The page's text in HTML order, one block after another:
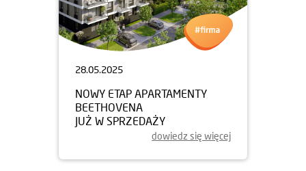
28.05.2025
NOWY ETAP APARTAMENTY
BEETHOVENA
JUŻ W SPRZEDAŻY
dowiedz się więcej